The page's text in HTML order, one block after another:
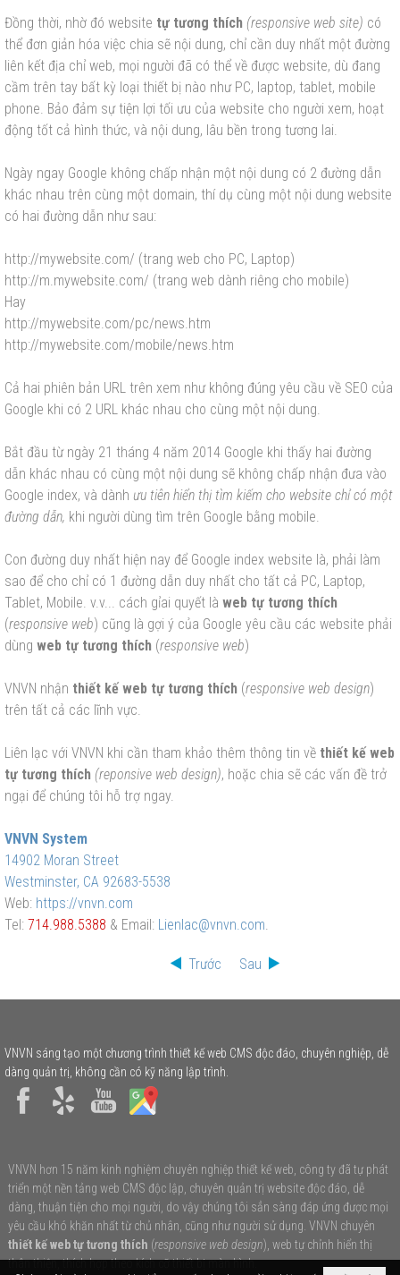
Đồng thời, nhờ đó website tự tương thích (responsive web site) có
thể đơn giản hóa việc chia sẽ nội dung, chỉ cần duy nhất một đường
liên kết địa chỉ web, mọi người đã có thể về được website, dù đang
cầm trên tay bất kỳ loại thiết bị nào như PC, laptop, tablet, mobile
phone. Bảo đảm sự tiện lợi tối ưu của website cho người xem, hoạt
động tốt cả hình thức, và nội dung, lâu bền trong tương lai.
Ngày ngay Google không chấp nhận một nội dung có 2 đường dẫn
khác nhau trên cùng một domain, thí dụ cùng một nội dung website
có hai đường dẫn như sau:
http://mywebsite.com/ (trang web cho PC, Laptop)
http://m.mywebsite.com/ (trang web dành riêng cho mobile)
Hay
http://mywebsite.com/pc/news.htm
http://mywebsite.com/mobile/news.htm
Cả hai phiên bản URL trên xem như không đúng yêu cầu về SEO của
Google khi có 2 URL khác nhau cho cùng một nội dung.
Bắt đầu từ ngày 21 tháng 4 năm 2014 Google khi thấy hai đường
dẫn khác nhau có cùng một nội dung sẽ không chấp nhận đưa vào
Google index, và dành ưu tiên hiển thị tìm kiếm cho website chỉ có một
đường dẫn, khi người dùng tìm trên Google bằng mobile.
Con đường duy nhất hiện nay để Google index website là, phải làm
sao để cho chỉ có 1 đường dẫn duy nhất cho tất cả PC, Laptop,
Tablet, Mobile. v.v... cách gỉai quyết là web tự tương thích
(responsive web) cũng là gợi ý của Google yêu cầu các website phải
dùng web tự tương thích (responsive web)
VNVN nhận thiết kế web tự tương thích (responsive web design)
trên tất cả các lĩnh vực.
Liên lạc với VNVN khi cần tham khảo thêm thông tin về thiết kế web
tự tương thích (reponsive web design), hoặc chia sẽ các vấn đề trở
ngại để chúng tôi hỗ trợ ngay.
VNVN System
14902 Moran Street
Westminster, CA 92683-5538
Web: https://vnvn.com
Tel: 714.988.5388 & Email: Lienlac@vnvn.com.
Trước Sau
VNVN sáng tạo một chương trình thiết kế web CMS độc đáo, chuyên nghiệp, dễ
dàng quản trị, không cần có kỹ năng lập trình.
VNVN hơn 15 năm kinh nghiệm chuyên nghiệp thiết kế web, công ty đã tự phát
triển một nền tảng web CMS độc lập, chuyên quản trị website độc đáo, dễ
dàng, thuận tiện cho mọi người, do vậy chúng tôi sẳn sàng đáp ứng được mọi
yêu cầu khó khăn nhất từ chủ nhân, cũng như người sử dụng. VNVN chuyên
thiết kế web tự tương thích (responsive web design), web tự chỉnh hiển thị
thân thiện, thích hợp theo kích cỡ thiết bị màn hình.